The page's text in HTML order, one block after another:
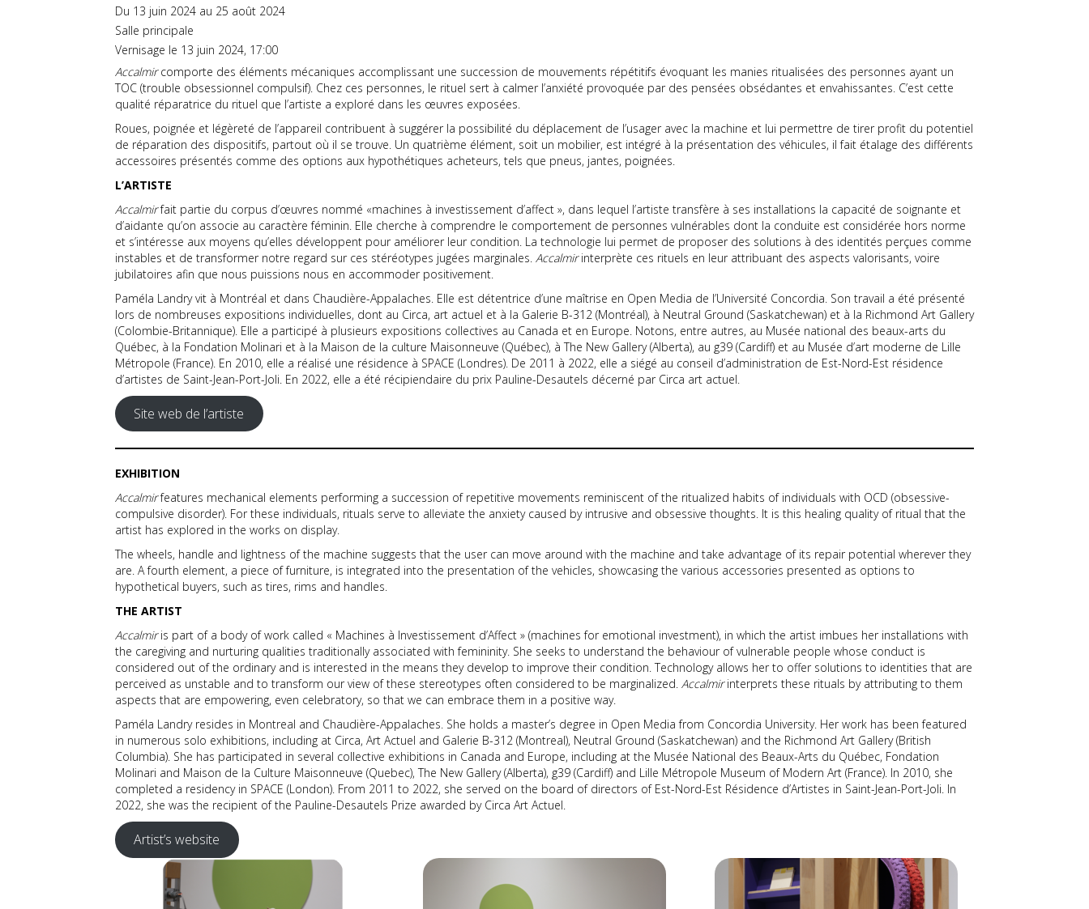
Du 13 juin 2024 au 25 août 2024
Salle principale
Vernisage le 13 juin 2024, 17:00
Accalmircomporte des éléments mécaniques accomplissant une succession de mouvements répétitifs évoquant les manies ritualisées des personnes ayant un
TOC (trouble obsessionnel compulsif). Chez ces personnes, le rituel sert à calmer l’anxiété provoquée par des pensées obsédantes et envahissantes. C’est cette
qualité réparatrice du rituel que l’artiste a exploré dans les œuvres exposées.
Roues, poignée et légèreté de l’appareil contribuent à suggérer la possibilité du déplacement de l’usager avec la machine et lui permettre de tirer profit du potentiel
de réparation des dispositifs, partout où il se trouve. Un quatrième élément, soit un mobilier, est intégré à la présentation des véhicules, il fait étalage des différents
accessoires présentés comme des options aux hypothétiques acheteurs, tels que pneus, jantes, poignées.
L’ARTISTE
Accalmirfait partie du corpus d’œuvres nommé «machines à investissement d’affect », dans lequel l’artiste transfère à ses installations la capacité de soignante et
d’aidante qu’on associe au caractère féminin. Elle cherche à comprendre le comportement de personnes vulnérables dont la conduite est considérée hors norme
et s’intéresse aux moyens qu’elles développent pour améliorer leur condition. La technologie lui permet de proposer des solutions à des identités perçues comme
instables et de transformer notre regard sur ces stéréotypes jugées marginales. Accalmirinterprète ces rituels en leur attribuant des aspects valorisants, voire
jubilatoires afin que nous puissions nous en accommoder positivement.
Paméla Landry vit à Montréal et dans Chaudière-Appalaches. Elle est détentrice d’une maîtrise en Open Media de l’Université Concordia. Son travail a été présenté
lors de nombreuses expositions individuelles, dont au Circa, art actuel et à la Galerie B-312 (Montréal), à Neutral Ground (Saskatchewan) et à la Richmond Art Gallery
(Colombie-Britannique). Elle a participé à plusieurs expositions collectives au Canada et en Europe. Notons, entre autres, au Musée national des beaux-arts du
Québec, à la Fondation Molinari et à la Maison de la culture Maisonneuve (Québec), à The New Gallery (Alberta), au g39 (Cardiff) et au Musée d’art moderne de Lille
Métropole (France). En 2010, elle a réalisé une résidence à SPACE (Londres). De 2011 à 2022, elle a siégé au conseil d’administration de Est-Nord-Est résidence
d’artistes de Saint-Jean-Port-Joli. En 2022, elle a été récipiendaire du prix Pauline-Desautels décerné par Circa art actuel.
Site web de l’artiste
EXHIBITION
Accalmirfeatures mechanical elements performing a succession of repetitive movements reminiscent of the ritualized habits of individuals with OCD (obsessive-
compulsive disorder). For these individuals, rituals serve to alleviate the anxiety caused by intrusive and obsessive thoughts. It is this healing quality of ritual that the
artist has explored in the works on display.
The wheels, handle and lightness of the machine suggests that the user can move around with the machine and take advantage of its repair potential wherever they
are. A fourth element, a piece of furniture, is integrated into the presentation of the vehicles, showcasing the various accessories presented as options to
hypothetical buyers, such as tires, rims and handles.
THE ARTIST
Accalmiris part of a body of work called « Machines à Investissement d’Affect » (machines for emotional investment), in which the artist imbues her installations with
the caregiving and nurturing qualities traditionally associated with femininity. She seeks to understand the behaviour of vulnerable people whose conduct is
considered out of the ordinary and is interested in the means they develop to improve their condition. Technology allows her to offer solutions to identities that are
perceived as unstable and to transform our view of these stereotypes often considered to be marginalized. Accalmirinterprets these rituals by attributing to them
aspects that are empowering, even celebratory, so that we can embrace them in a positive way.
Paméla Landry resides in Montreal and Chaudière-Appalaches. She holds a master’s degree in Open Media from Concordia University. Her work has been featured
in numerous solo exhibitions, including at Circa, Art Actuel and Galerie B-312 (Montreal), Neutral Ground (Saskatchewan) and the Richmond Art Gallery (British
Columbia). She has participated in several collective exhibitions in Canada and Europe, including at the Musée National des Beaux-Arts du Québec, Fondation
Molinari and Maison de la Culture Maisonneuve (Quebec), The New Gallery (Alberta), g39 (Cardiff) and Lille Métropole Museum of Modern Art (France). In 2010, she
completed a residency in SPACE (London). From 2011 to 2022, she served on the board of directors of Est-Nord-Est Résidence d’Artistes in Saint-Jean-Port-Joli. In
2022, she was the recipient of the Pauline-Desautels Prize awarded by Circa Art Actuel.
Artist’s website